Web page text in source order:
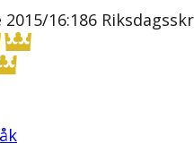
16:186